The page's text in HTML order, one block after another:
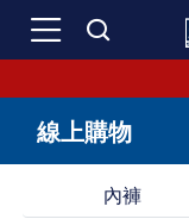
線上購物
內褲